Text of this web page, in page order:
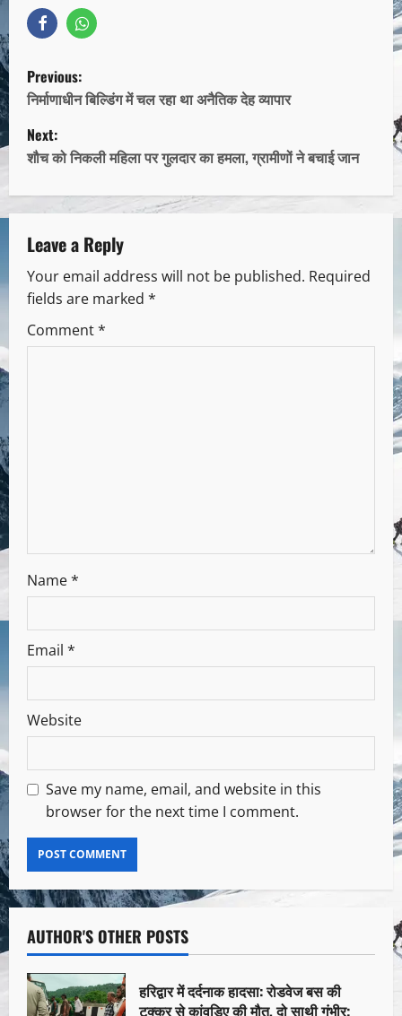
Previous:
निर्माणाधीन बिल्डिंग में चल रहा था अनैतिक देह व्यापार
Next:
शौच को निकली महिला पर गुलदार का हमला, ग्रामीणों ने बचाई जान
Leave a Reply
Your email address will not be published. Required
fields are marked *
Comment*
Name*
Email *
Website
Save my name, email, and website in this
browser for the next time I comment.
AUTHOR'S OTHER POSTS
हरिद्वार में दर्दनाक हादसा: रोडवेज बस की
टक्कर से कांवड़िए की मौत, दो साथी गंभीर;